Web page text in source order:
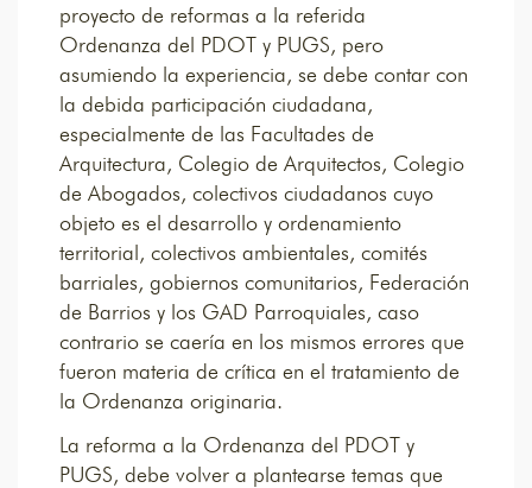
proyecto de reformas a la referida
Ordenanza del PDOT y PUGS, pero
asumiendo la experiencia, se debe contar con
la debida participación ciudadana,
especialmente de las Facultades de
Arquitectura, Colegio de Arquitectos, Colegio
de Abogados, colectivos ciudadanos cuyo
objeto es el desarrollo y ordenamiento
territorial, colectivos ambientales, comités
barriales, gobiernos comunitarios, Federación
de Barrios y los GAD Parroquiales, caso
contrario se caería en los mismos errores que
fueron materia de crítica en el tratamiento de
la Ordenanza originaria.
La reforma a la Ordenanza del PDOT y
PUGS, debe volver a plantearse temas que